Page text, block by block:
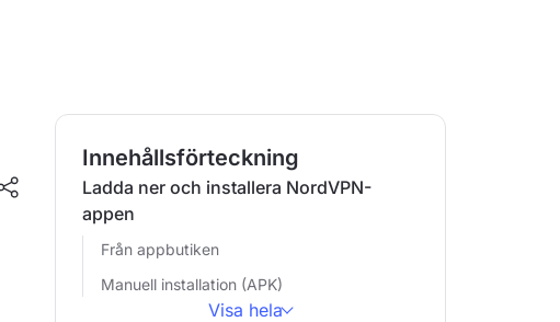
Innehållsförteckning
Ladda ner och installera NordVPN-
appen
Från appbutiken
Manuell installation (APK)
Visa hela